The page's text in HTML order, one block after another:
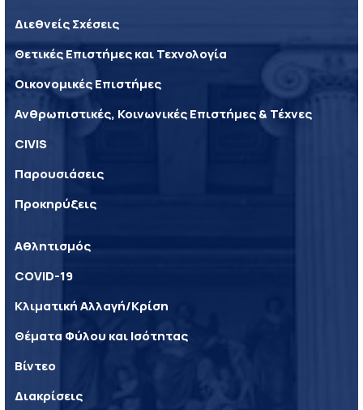
Διεθνείς Σχέσεις
Θετικές Επιστήμες και Τεχνολογία
Οικονομικές Επιστήμες
Ανθρωπιστικές, Κοινωνικές Επιστήμες & Τέχνες
CIVIS
Παρουσιάσεις
Προκηρύξεις
Αθλητισμός
COVID-19
Κλιματική Αλλαγή/Κρίση
Θέματα Φύλου και Ισότητας
Βίντεο
Διακρίσεις